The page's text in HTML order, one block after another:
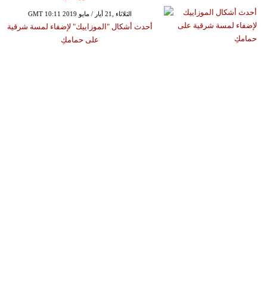
GMT 10:11 2019 الثلاثاء ,21 أيار / مايو
أحدث أشكال "الموزاييك" لإضفاء لمسة شرقية
على حمامكِ